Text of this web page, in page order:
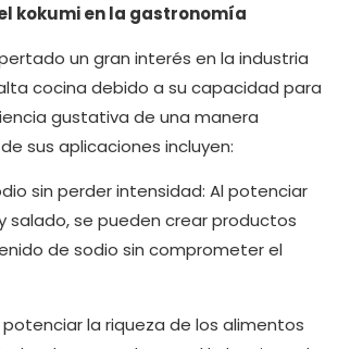
kokumi en la gastronomía
un gran interés en la industria
cocina debido a su capacidad para
gustativa de una manera
sus aplicaciones incluyen:
sin perder intensidad: Al potenciar
salado, se pueden crear productos
de sodio sin comprometer el
la riqueza de los alimentos